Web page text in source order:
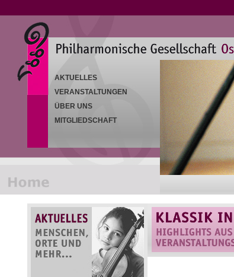
AKTUELLES
VERANSTALTUNGEN
ÜBER UNS
MITGLIEDSCHAFT